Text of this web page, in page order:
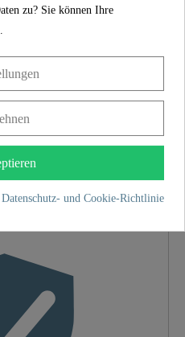
enthalten. Damit
Montage der
Weiß
zu? Sie können Ihre
Datenschutz- und Cookie-Richtlinie